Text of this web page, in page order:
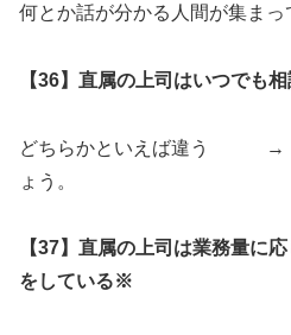
何とか話が分かる人間が集まっ
【36】直属の上司はいつでも
どちらかといえば違う
ょう。
【37】直属の上司は業務量に
をしている※